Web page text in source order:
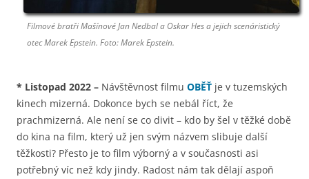
Filmové bratři Mašínové Jan Nedbal a Oskar Hes a jejich scenáristický
otec Marek Epstein. Foto: Marek Epstein.
* Listopad 2022 – Návštěvnost filmu OBĚŤ je v tuzemských
kinech mizerná. Dokonce bych se nebál říct, že
prachmizerná. Ale není se co divit – kdo by šel v těžké době
do kina na film, který už jen svým názvem slibuje další
těžkosti? Přesto je to film výborný a v současnosti asi
potřebný víc než kdy jindy. Radost nám tak dělají aspoň